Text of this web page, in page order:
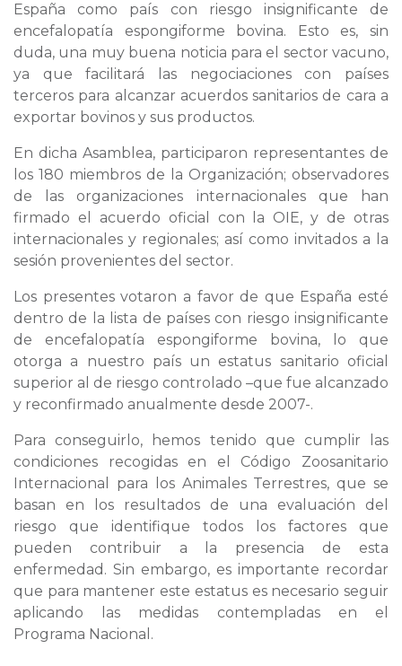
España como país con riesgo insignificante de
encefalopatía espongiforme bovina. Esto es, sin
duda, una muy buena noticia para el sector vacuno,
ya que facilitará las negociaciones con países
terceros para alcanzar acuerdos sanitarios de cara a
exportar bovinos y sus productos.
En dicha Asamblea, participaron representantes de
los 180 miembros de la Organización; observadores
de las organizaciones internacionales que han
firmado el acuerdo oficial con la OIE, y de otras
internacionales y regionales; así como invitados a la
sesión provenientes del sector.
Los presentes votaron a favor de que España esté
dentro de la lista de países con riesgo insignificante
de encefalopatía espongiforme bovina, lo que
otorga a nuestro país un estatus sanitario oficial
superior al de riesgo controlado –que fue alcanzado
y reconfirmado anualmente desde 2007-.
Para conseguirlo, hemos tenido que cumplir las
condiciones recogidas en el Código Zoosanitario
Internacional para los Animales Terrestres, que se
basan en los resultados de una evaluación del
riesgo que identifique todos los factores que
pueden contribuir a la presencia de esta
enfermedad. Sin embargo, es importante recordar
que para mantener este estatus es necesario seguir
aplicando las medidas contempladas en el
Programa Nacional.